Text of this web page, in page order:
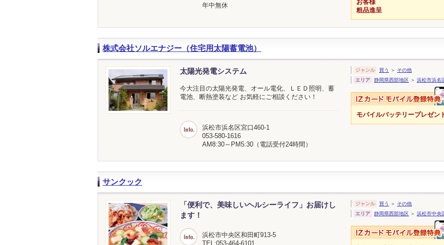
年中無休
お客様
粗品進呈
株式会社ソルエナジー（住宅用太陽蓄電池）
太陽光発電システム
今大注目の太陽光発電、オール電化、ＬＥＤ照明、蓄
電池、断熱塗装など お気軽にご相談ください！
浜松市浜名区宮口460-1
053-580-1616
AM8:30～PM5:30（電話受付24時間）
ジャンル 買う ＞ その他
エリア
静岡県西部地区 ＞ 浜松市浜名
モバイルバッテリープレゼン
サンクック
「便利で、美味しいヘルシーライフ」お届けし
ます！
浜松市中央区和田町913-5
TEL:053-464-6101
ジャンル 買う ＞ その他
エリア
静岡県西部地区 ＞ 浜松市中央